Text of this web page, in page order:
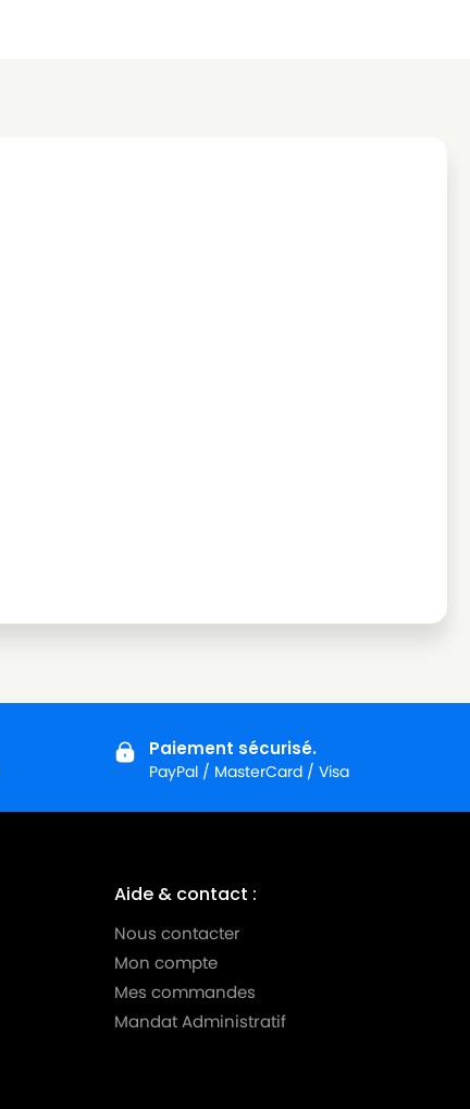
Paiement sécurisé.
PayPal / MasterCard / Visa
Aide & contact :
Nous contacter
Mon compte
Mes commandes
Mandat Administratif